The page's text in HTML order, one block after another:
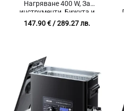
Нагряване 400 W, За
инструменти, Бижута и
Лабораторно оборудване
147.90€/ 289.27 лв.